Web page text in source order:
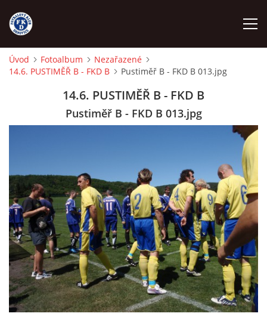
ÚVOD
FKD B
STARŠÍ DOROST
STARŠÍ ŽÁCI
MLADŠÍ ŽÁCI
Úvod Fotoalbum
Nezařazené
14.6. PUSTIMĚŘ B - FKD B
Pustiměř B - FKD B 013.jpg
14.6. PUSTIMĚŘ B - FKD B
Pustiměř B - FKD B 013.jpg